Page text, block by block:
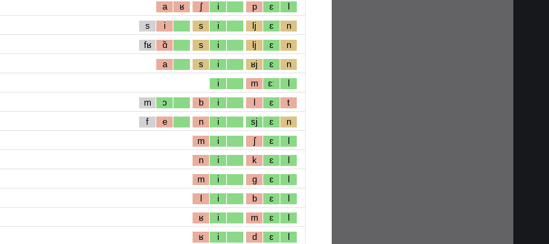
a ʁ ʃ i p ɛ l
s i s i lj ɛ n
fʁ ɑ̃ s i lj ɛ n
a s i ʁj ɛ n
i m ɛː l
m ɔ b i l ɛ t
f e n i sj ɛ n
m i ʃ ɛ l
n i k ɛ l
m i g ɛ l
l i b ɛ l
ʁ i m ɛ l
ʁ i d ɛ l